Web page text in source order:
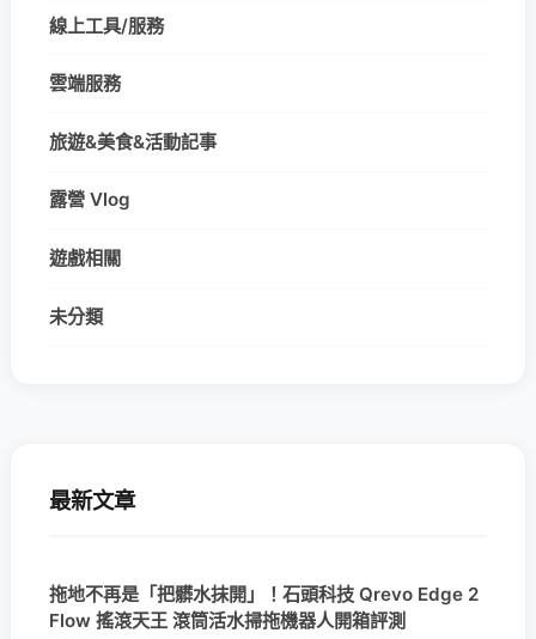
線上工具/服務
雲端服務
旅遊&美食&活動記事
露營 Vlog
遊戲相關
未分類
最新文章
拖地不再是「把髒水抹開」！石頭科技 Qrevo Edge 2
Flow 搖滾天王 滾筒活水掃拖機器人開箱評測